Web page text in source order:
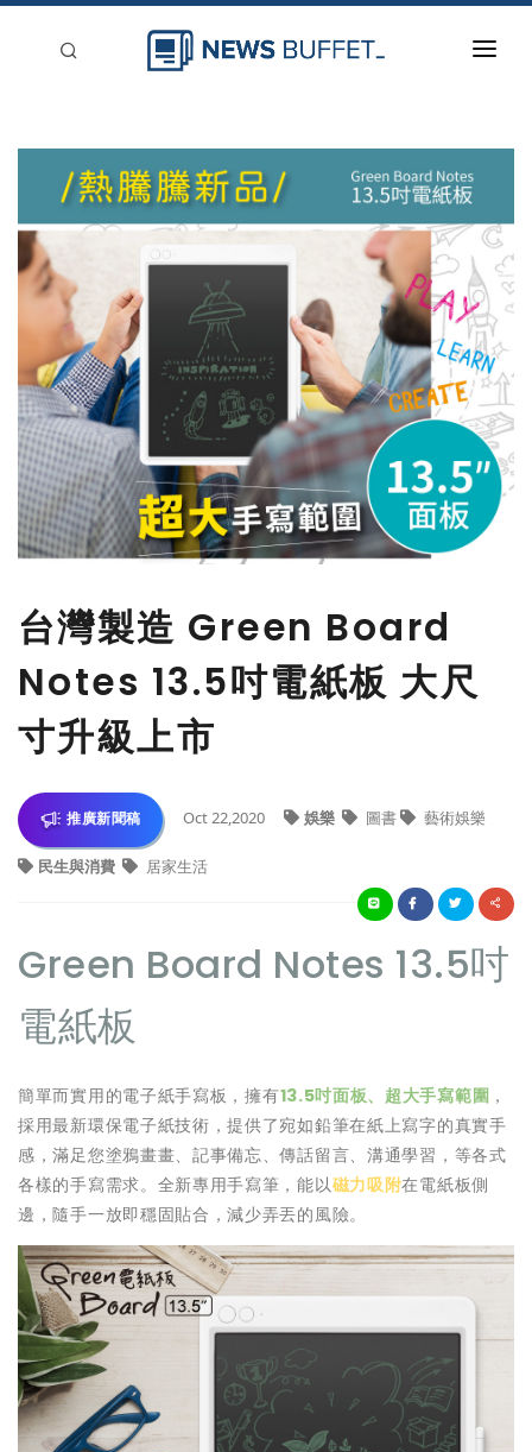
登入
台灣製造 Green Board
Notes 13.5吋電紙板 大尺
寸升級上市
推廣新聞稿 Oct 22,2020 娛樂 圖書 藝術娛樂
民生與消費 居家生活
Green Board Notes 13.5吋
電紙板
簡單而實用的電子紙手寫板，擁有13.5吋面板、超大手寫範圍 ，
採用最新環保電子紙技術，提供了宛如鉛筆在紙上寫字的真實手
感，滿足您塗鴉畫畫、記事備忘、傳話留言、溝通學習，等各式
各樣的手寫需求。全新專用手寫筆，能以磁力吸附在電紙板側
邊，隨手一放即穩固貼合，減少弄丟的風險。